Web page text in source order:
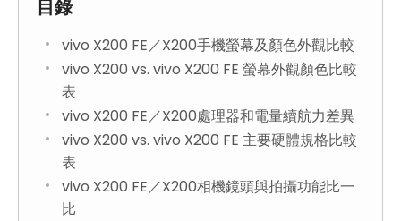
目錄
vivo X200 FE／X200手機螢幕及顏色外觀比較
vivo X200 vs. vivo X200 FE 螢幕外觀顏色比較
表
vivo X200 FE／X200處理器和電量續航力差異
vivo X200 vs. vivo X200 FE 主要硬體規格比較
表
vivo X200 FE／X200相機鏡頭與拍攝功能比一
比